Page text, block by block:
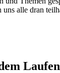
uns alle dran